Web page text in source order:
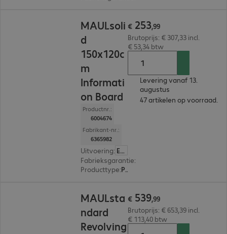
MAULsoli
d
150x120c
m
Informati
on Board
Productnr.:
6004674
Fabrikant-nr.:
6365982
Uitvoering: Europa
Fabrieksgarantie:
Producttype: Presentatiebord
€ 253,99
Brutoprijs: € 307,33 incl.
€ 53,34 btw
Levering vanaf 13.
augustus
47 artikelen op voorraad.
MAULsta
ndard
Revolving
€ 539,99
Brutoprijs: € 653,39 incl.
€ 113,40 btw